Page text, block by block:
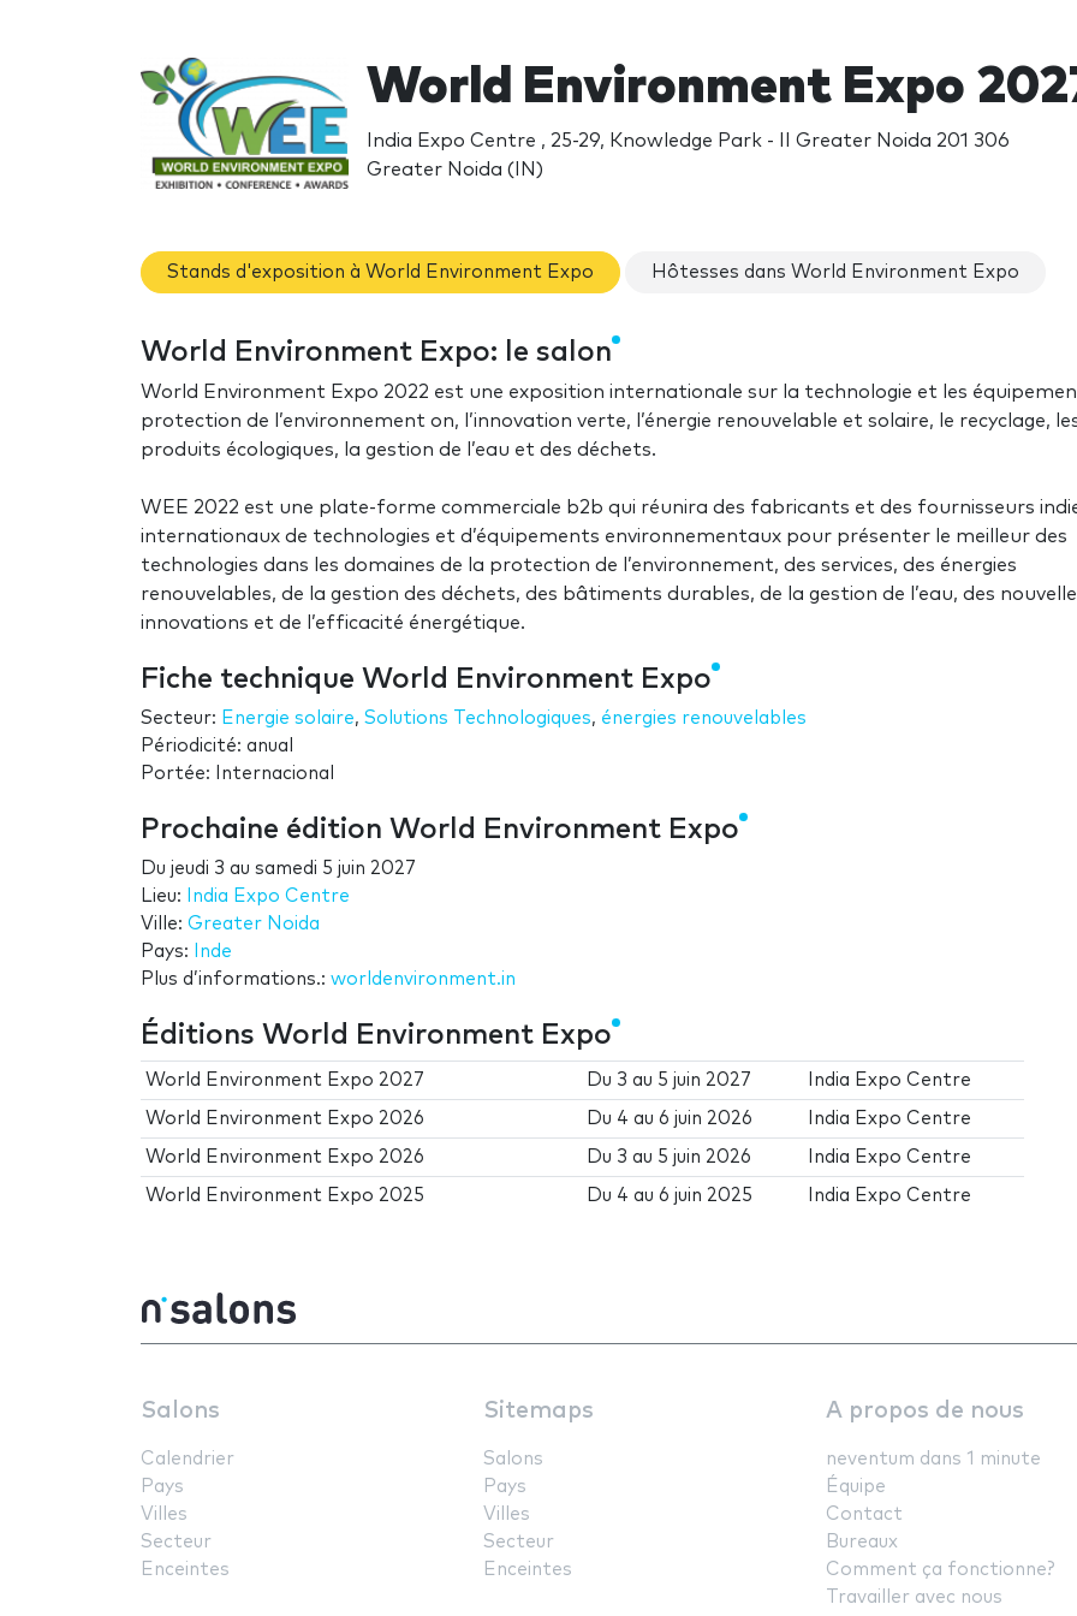
World Environment Expo
India Expo Centre , 25-29, Knowledge Park - II Greater Noida 201 306
Greater Noida (IN)
Stands d'exposition à World Environment Expo Hôtesses dans World Environment Expo
World Environment Expo: le salon
World Environment Expo 2022 est une exposition internationale sur la technologie et les
protection de l’environnement on, l’innovation verte, l’énergie renouvelable et solaire, le recyclage,
produits écologiques, la gestion de l’eau et des déchets.
WEE 2022 est une plate-forme commerciale b2b qui réunira des fabricants et des fournisseurs
internationaux de technologies et d’équipements environnementaux pour présenter le meilleur des
technologies dans les domaines de la protection de l’environnement, des services, des énergies
renouvelables, de la gestion des déchets, des bâtiments durables, de la gestion de l’eau, des
innovations et de l’efficacité énergétique.
Fiche technique World Environment Expo
Secteur: Energie solaire, Solutions Technologiques, énergies renouvelables
Périodicité: anual
Portée: Internacional
Prochaine édition World Environment Expo
Du jeudi 3 au samedi 5 juin 2027
Lieu:
India Expo Centre
Ville: Greater Noida
Pays:
Inde
Plus d’informations.: worldenvironment.in
Éditions World Environment Expo
World Environment Expo 2027 Du 3 au 5 juin 2027 India Expo Centre
World Environment Expo 2026 Du 4 au6 juin 2026 India Expo Centre
World Environment Expo 2026 Du 3 au 5 juin 2026 India Expo Centre
World Environment Expo 2025 Du 4 au6 juin 2025 India Expo Centre
Salons
Calendrier
Pays
Villes
Secteur
Enceintes
Sitemaps
Salons
Pays
Villes
Secteur
Enceintes
A propos de nous
neventum dans 1 minute
Équipe
Contact
Bureaux
Comment ça fonctionne?
Travailler avec nous